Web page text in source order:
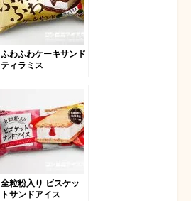
ふわふわケーキサンド
ティラミス
全粒粉入り ビスケッ
トサンドアイス